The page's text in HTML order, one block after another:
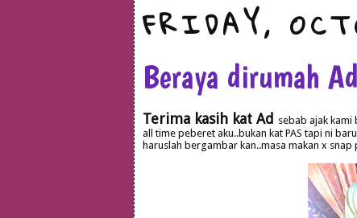
FRIDAY,
Beraya dirumah
Terima kasih kat Ad sebab ajak kami
all time peberet aku..bukan kat PAS tapi ni
haruslah bergambar kan..masa makan x